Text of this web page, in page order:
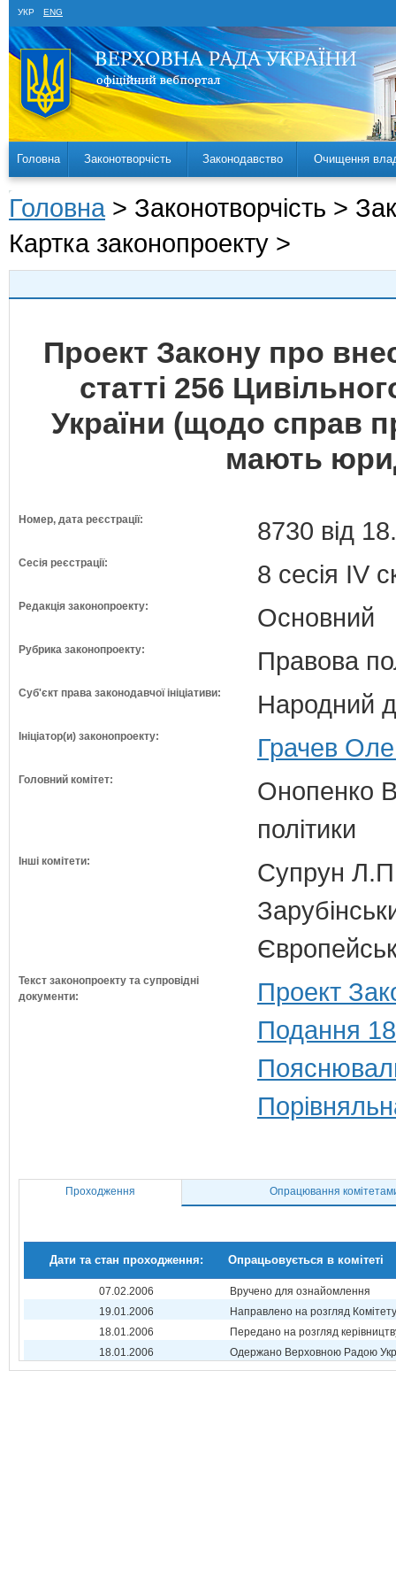
УКР ENG
Головна Законотворчість Законодавство Очищення
Головна > Законотворчість >
Картка законопроекту >
Проект Закону про
статті 256
України (щодо справ
мають
Номер, дата реєстрації: 8730 від
Сесія реєстрації: 8 сесія IV
Редакція законопроекту: Основний
Рубрика законопроекту: Правова
Суб'єкт права законодавчої ініціативи: Народний
Ініціатор(и) законопроекту: Грачев
Головний комітет:
Онопенко
політики
Інші комітети:
Супрун
Текст законопроекту та супровідні
документи:
Проект
Подання
Проходження Опрацювання
Дати та стан проходження: Опрацьовується в комітеті
07.02.2006
Вручено для ознайомлення
19.01.2006
Направлено на розгляд Комітету
18.01.2006
Передано на розгляд
18.01.2006
Одержано Верховною Радою